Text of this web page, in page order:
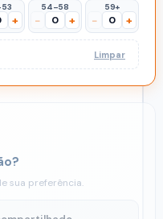
+
54–58
− +
59+
− +
Limpar
sua preferência.